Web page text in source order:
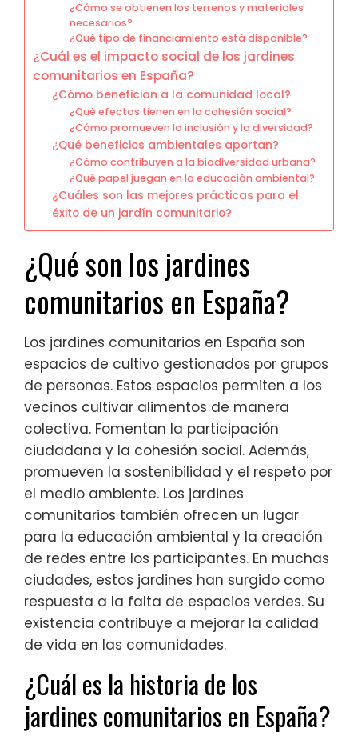
¿Cómo se obtienen los terrenos y materiales
necesarios?
¿Qué tipo de financiamiento está disponible?
¿Cuál es el impacto social de los jardines
comunitarios en España?
¿Cómo benefician a la comunidad local?
¿Qué efectos tienen en la cohesión social?
¿Cómo promueven la inclusión y la diversidad?
¿Qué beneficios ambientales aportan?
¿Cómo contribuyen a la biodiversidad urbana?
¿Qué papel juegan en la educación ambiental?
¿Cuáles son las mejores prácticas para el
éxito de un jardín comunitario?
¿Qué son los jardines
comunitarios en España?
Los jardines comunitarios en España son
espacios de cultivo gestionados por grupos
de personas. Estos espacios permiten a los
vecinos cultivar alimentos de manera
colectiva. Fomentan la participación
ciudadana y la cohesión social. Además,
promueven la sostenibilidad y el respeto por
el medio ambiente. Los jardines
comunitarios también ofrecen un lugar
para la educación ambiental y la creación
de redes entre los participantes. En muchas
ciudades, estos jardines han surgido como
respuesta a la falta de espacios verdes. Su
existencia contribuye a mejorar la calidad
de vida en las comunidades.
¿Cuál es la historia de los
jardines comunitarios en España?